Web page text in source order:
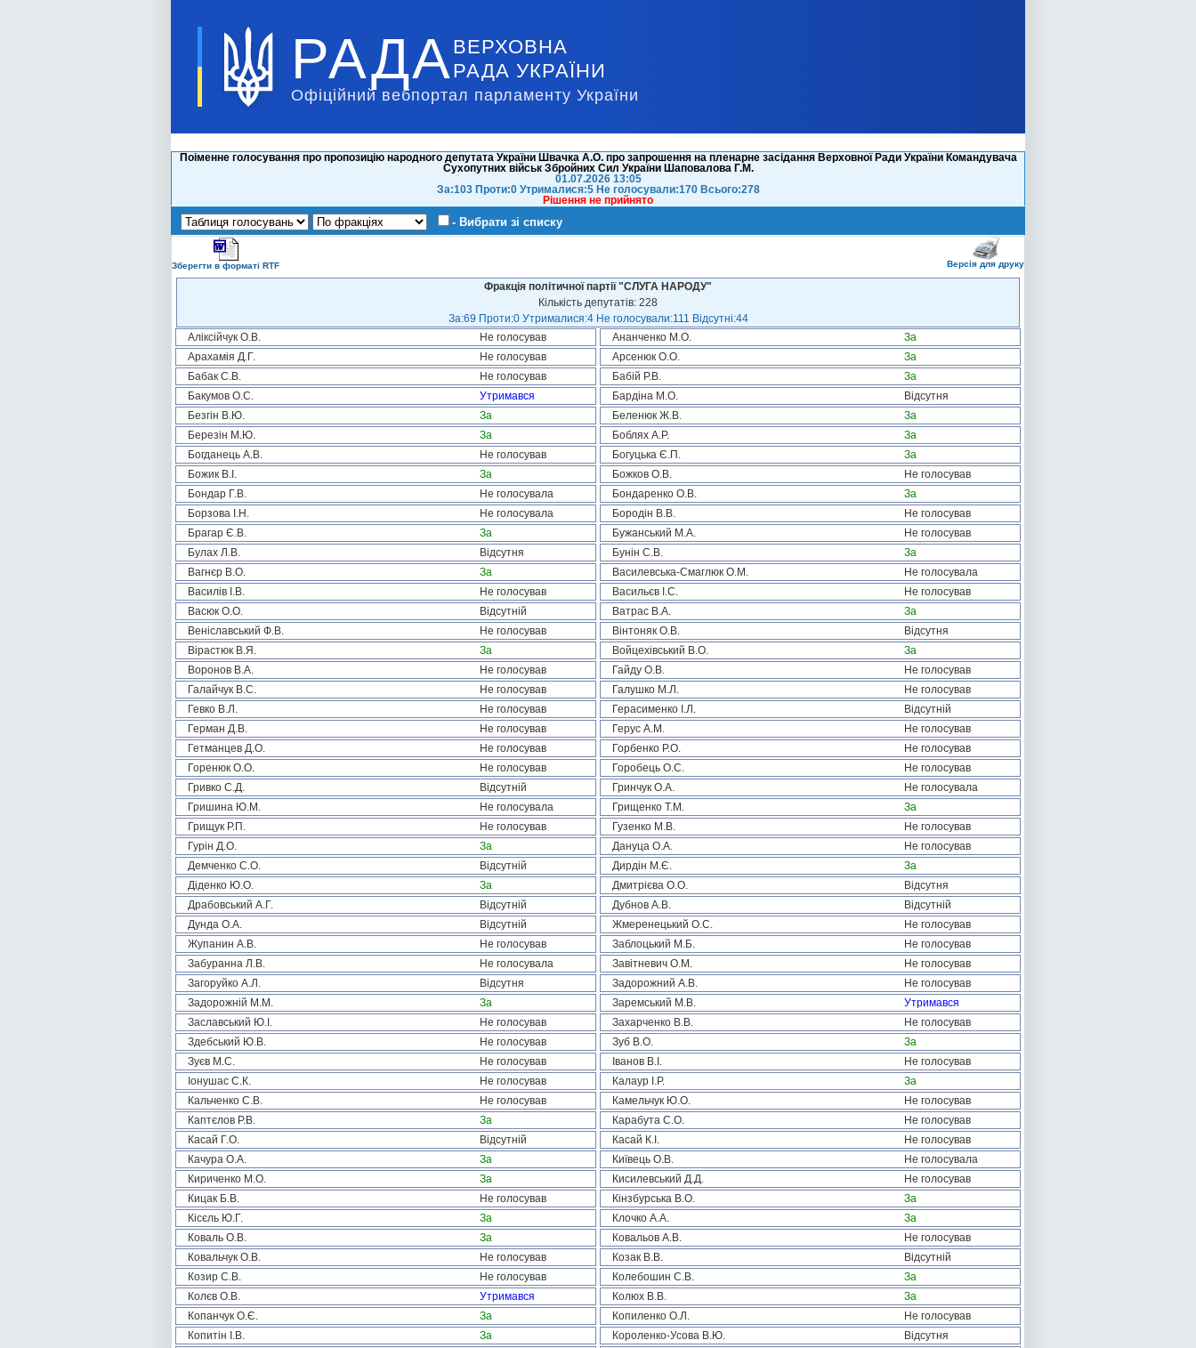
РАДА ВЕРХОВНА
РАДА УКРАЇНИ
Офіційний вебпортал парламенту України
Поіменне голосування про пропозицію народного депутата України Швачка А.О. про запрошення на пленарне засідання Верховної Ради України Командувача
Сухопутних військ Збройних Сил України Шаповалова Г.М.
01.07.2026 13:05
За:103 Проти:0 Утрималися:5 Не голосували:170 Всього:278
Рішення не прийнято
- Вибрати зі списку
Зберегти в форматі RTF Версія для друку
Фракція політичної партії "СЛУГА НАРОДУ"
Кількість депутатів: 228
За:69 Проти:0 Утрималися:4 Не голосували:111 Відсутні:44
Аліксійчук О.В.
Не голосував Ананченко М.О.
За
Арахамія Д.Г.
Не голосував Арсенюк О.О.
За
Бабак С.В.
Не голосував Бабій Р.В.
За
Бакумов О.С.
Утримався Бардіна М.О.
Відсутня
Безгін В.Ю.
За Беленюк Ж.В.
За
Березін М.Ю.
За Боблях А.Р.
За
Богданець А.В.
Не голосував Богуцька Є.П.
За
Божик В.І.
За Божков О.В.
Не голосував
Бондар Г.В.
Не голосувала Бондаренко О.В.
За
Борзова І.Н.
Не голосувала Бородін В.В.
Не голосував
Брагар Є.В.
За Бужанський М.А.
Не голосував
Булах Л.В.
Відсутня Бунін С.В.
За
Вагнєр В.О.
За Василевська-Смаглюк О.М.
Не голосувала
Василів І.В.
Не голосував Васильєв І.С.
Не голосував
Васюк О.О.
Відсутній Ватрас В.А.
За
Веніславський Ф.В.
Не голосував Вінтоняк О.В.
Відсутня
Вірастюк В.Я.
За Войцехівський В.О.
За
Воронов В.А.
Не голосував Гайду О.В.
Не голосував
Галайчук В.С.
Не голосував Галушко М.Л.
Не голосував
Гевко В.Л.
Не голосував Герасименко І.Л.
Відсутній
Герман Д.В.
Не голосував Герус А.М.
Не голосував
Гетманцев Д.О.
Не голосував Горбенко Р.О.
Не голосував
Горенюк О.О.
Не голосував Горобець О.С.
Не голосував
Гривко С.Д.
Відсутній Гринчук О.А.
Не голосувала
Гришина Ю.М.
Не голосувала Грищенко Т.М.
За
Грищук Р.П.
Не голосував Гузенко М.В.
Не голосував
Гурін Д.О.
За Дануца О.А.
Не голосував
Демченко С.О.
Відсутній Дирдін М.Є.
За
Діденко Ю.О.
За Дмитрієва О.О.
Відсутня
Драбовський А.Г.
Відсутній Дубнов А.В.
Відсутній
Дунда О.А.
Відсутній Жмеренецький О.С.
Не голосував
Жупанин А.В.
Не голосував Заблоцький М.Б.
Не голосував
Забуранна Л.В.
Не голосувала Завітневич О.М.
Не голосував
Загоруйко А.Л.
Відсутня Задорожний А.В.
Не голосував
Задорожній М.М.
За Заремський М.В.
Утримався
Заславський Ю.І.
Не голосував Захарченко В.В.
Не голосував
Здебський Ю.В.
Не голосував Зуб В.О.
За
Зуєв М.С.
Не голосував Іванов В.І.
Не голосував
Іонушас С.К.
Не голосував Калаур І.Р.
За
Кальченко С.В.
Не голосував Камельчук Ю.О.
Не голосував
Каптєлов Р.В.
За Карабута С.О.
Не голосував
Касай Г.О.
Відсутній Касай К.І.
Не голосував
Качура О.А.
За Київець О.В.
Не голосувала
Кириченко М.О.
За Кисилевський Д.Д.
Не голосував
Кицак Б.В.
Не голосував Кінзбурська В.О.
За
Кісєль Ю.Г.
За Клочко А.А.
За
Коваль О.В.
За Ковальов А.В.
Не голосував
Ковальчук О.В.
Не голосував Козак В.В.
Відсутній
Козир С.В.
Не голосував Колебошин С.В.
За
Колєв О.В.
Утримався Колюх В.В.
За
Копанчук О.Є.
За Копиленко О.Л.
Не голосував
Копитін І.В.
За Короленко-Усова В.Ю.
Відсутня